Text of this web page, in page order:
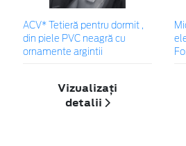
ACV* Tetieră pentru dormit ,
din piele PVC neagră cu
ornamente argintii
Vizualizați
detalii